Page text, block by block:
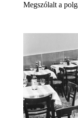
Megszólalt a